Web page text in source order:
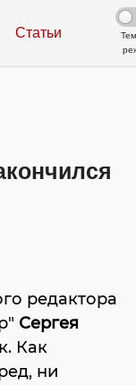
Статьи
редактора
Сергея
Как
ни